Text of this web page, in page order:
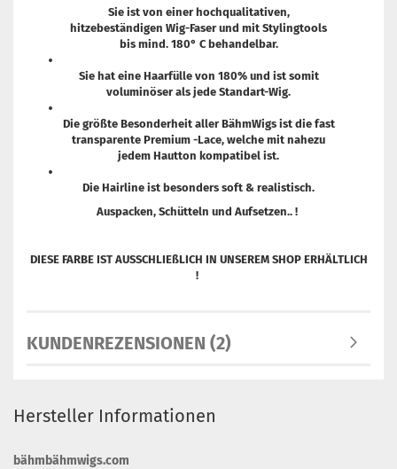
Sie ist von einer hochqualitativen,
hitzebeständigen Wig-Faser und mit Stylingtools
bis mind. 180° C behandelbar.
Sie hat eine Haarfülle von 180% und ist somit
voluminöser als jede Standart-Wig.
Die größte Besonderheit aller BähmWigs ist die fast
transparente Premium -Lace, welche mit nahezu
jedem Hautton kompatibel ist.
Die Hairline ist besonders soft & realistisch.
Auspacken, Schütteln und Aufsetzen.. !
DIESE FARBE IST AUSSCHLIEßLICH IN UNSEREM SHOP ERHÄLTLICH
!
KUNDENREZENSIONEN (2)
Hersteller Informationen
bähmbähmwigs.com